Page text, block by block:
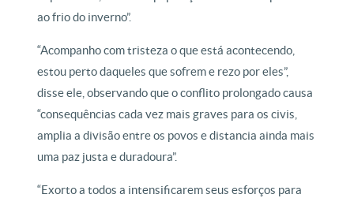
ao frio do inverno”.
“Acompanho com tristeza o que está acontecendo,
estou perto daqueles que sofrem e rezo por eles”,
disse ele, observando que o conflito prolongado causa
“consequências cada vez mais graves para os civis,
amplia a divisão entre os povos e distancia ainda mais
uma paz justa e duradoura”.
“Exorto a todos a intensificarem seus esforços para